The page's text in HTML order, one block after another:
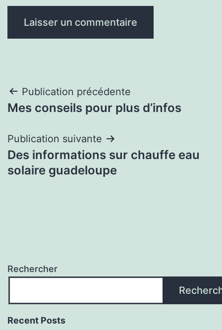
Navigation
de
l’article
Publication précédente
Mes conseils pour plus d’infos
Publication suivante
Des informations sur chauffe eau
solaire guadeloupe
Rechercher
Recent Posts